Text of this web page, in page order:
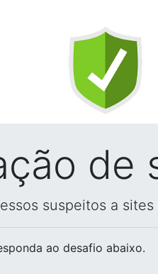
de
suspeitos a
ao desafio abaixo.